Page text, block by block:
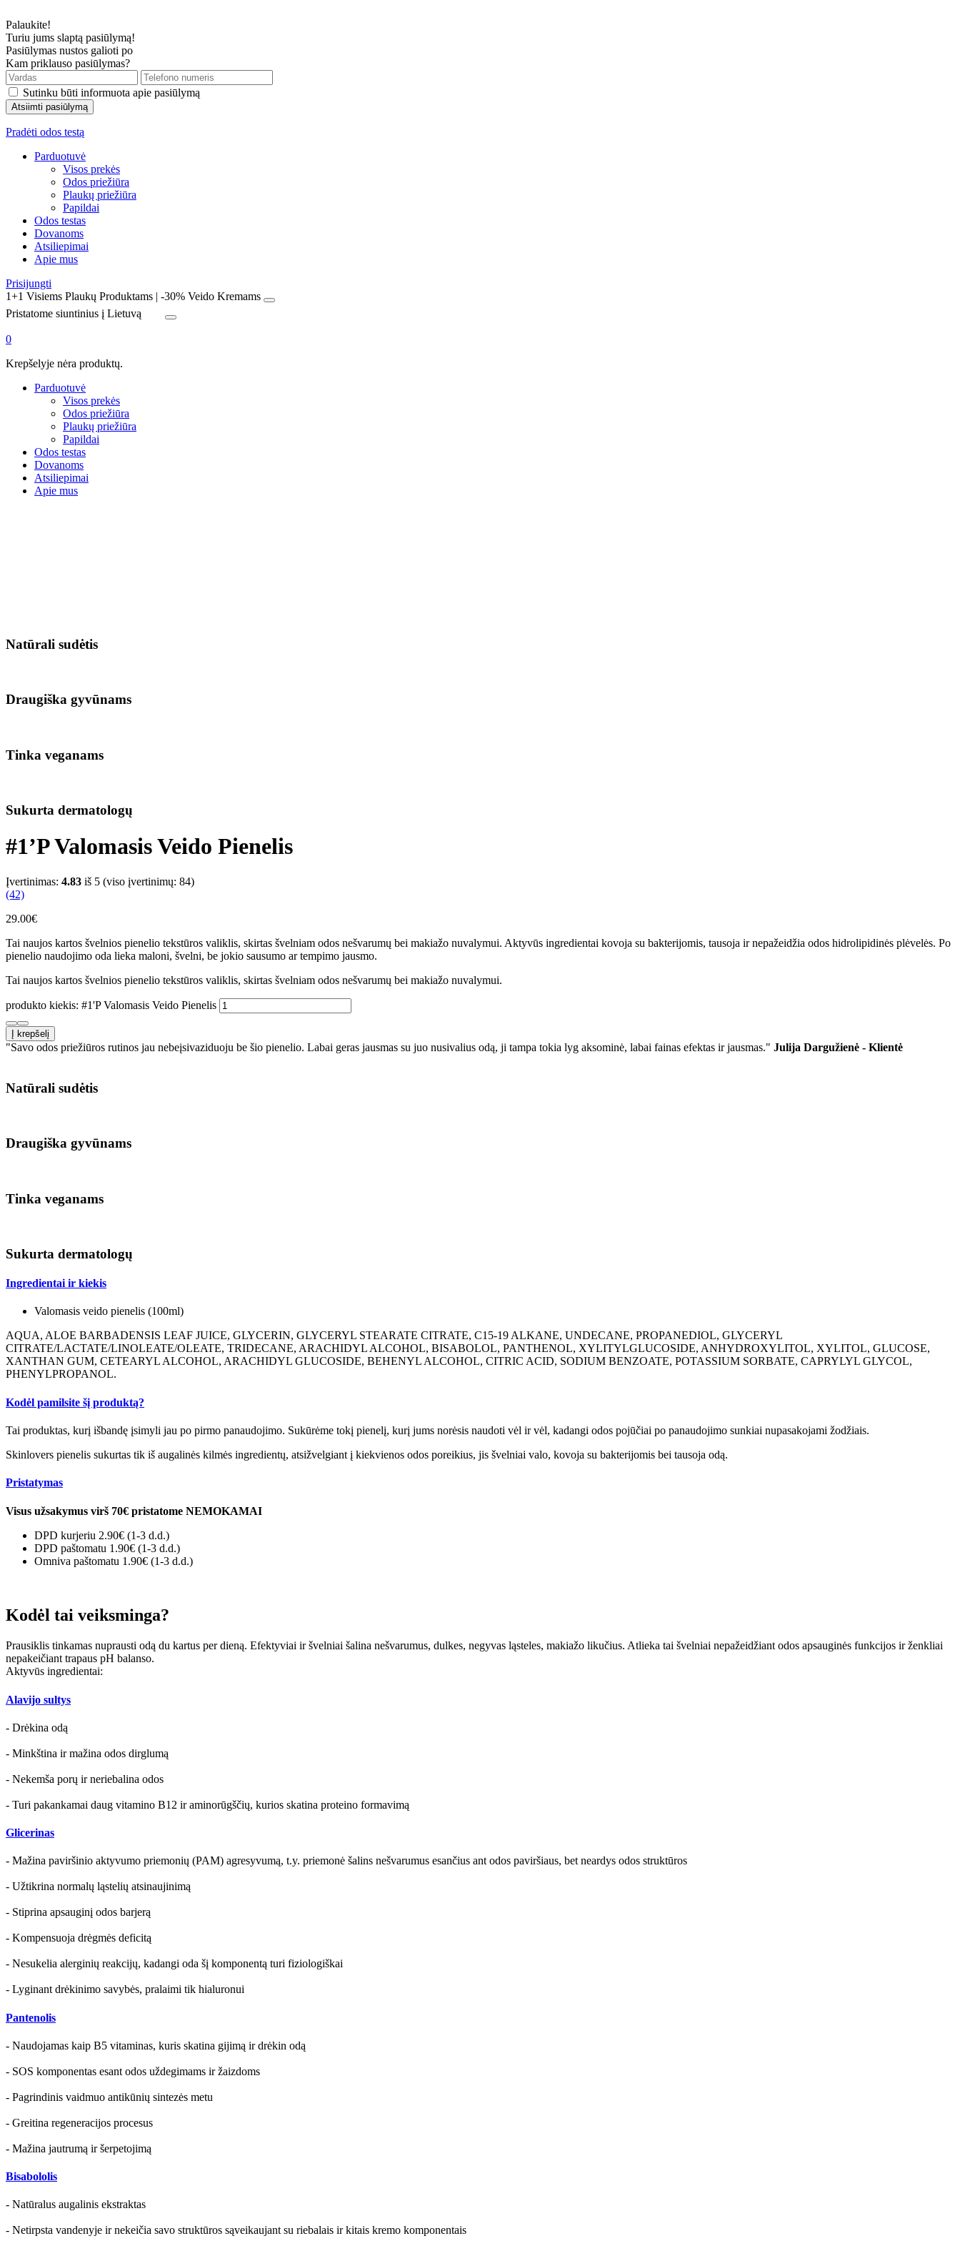
Palaukite!
Turiu jums slaptą pasiūlymą!
Pasiūlymas nustos galioti po
Kam priklauso pasiūlymas?
Sutinku būti informuota apie pasiūlymą
Pradėti odos testą
Parduotuvė
Visos prekės
Odos priežiūra
Plaukų priežiūra
Papildai
Odos testas
Dovanoms
Atsiliepimai
Apie mus
Prisijungti
1+1 Visiems Plaukų Produktams | -30% Veido Kremams
Pristatome siuntinius į Lietuvą
0
Krepšelyje nėra produktų.
Parduotuvė
Visos prekės
Odos priežiūra
Plaukų priežiūra
Papildai
Odos testas
Dovanoms
Atsiliepimai
Apie mus
Natūrali sudėtis
Draugiška gyvūnams
Tinka veganams
Sukurta dermatologų
#1’P Valomasis Veido Pienelis
Įvertinimas: 4.83 iš 5 (viso įvertinimų: 84)
(42)
29.00€
Tai naujos kartos švelnios pienelio tekstūros valiklis, skirtas švelniam odos nešvarumų bei makiažo nuvalymui. Aktyvūs ingredientai kovoja su bakterijomis, tausoja ir nepažeidžia odos hidrolipidinės plėvelės. Po
pienelio naudojimo oda lieka maloni, švelni, be jokio sausumo ar tempimo jausmo.
Tai naujos kartos švelnios pienelio tekstūros valiklis, skirtas švelniam odos nešvarumų bei makiažo nuvalymui.
produkto kiekis: #1'P Valomasis Veido Pienelis
Į krepšelį
"Savo odos priežiūros rutinos jau nebeįsivaziduoju be šio pienelio. Labai geras jausmas su juo nusivalius odą, ji tampa tokia lyg aksominė, labai fainas efektas ir jausmas." Julija Dargužienė - Klientė
Natūrali sudėtis
Draugiška gyvūnams
Tinka veganams
Sukurta dermatologų
Ingredientai ir kiekis
Valomasis veido pienelis (100ml)
AQUA, ALOE BARBADENSIS LEAF JUICE, GLYCERIN, GLYCERYL STEARATE CITRATE, C15-19 ALKANE, UNDECANE, PROPANEDIOL, GLYCERYL
CITRATE/LACTATE/LINOLEATE/OLEATE, TRIDECANE, ARACHIDYL ALCOHOL, BISABOLOL, PANTHENOL, XYLITYLGLUCOSIDE, ANHYDROXYLITOL, XYLITOL, GLUCOSE,
XANTHAN GUM, CETEARYL ALCOHOL, ARACHIDYL GLUCOSIDE, BEHENYL ALCOHOL, CITRIC ACID, SODIUM BENZOATE, POTASSIUM SORBATE, CAPRYLYL GLYCOL,
PHENYLPROPANOL.
Kodėl pamilsite šį produktą?
Tai produktas, kurį išbandę įsimyli jau po pirmo panaudojimo. Sukūrėme tokį pienelį, kurį jums norėsis naudoti vėl ir vėl, kadangi odos pojūčiai po panaudojimo sunkiai nupasakojami žodžiais.
Skinlovers pienelis sukurtas tik iš augalinės kilmės ingredientų, atsižvelgiant į kiekvienos odos poreikius, jis švelniai valo, kovoja su bakterijomis bei tausoja odą.
Pristatymas
Visus užsakymus virš 70€ pristatome NEMOKAMAI
DPD kurjeriu 2.90€ (1-3 d.d.)
DPD paštomatu 1.90€ (1-3 d.d.)
Omniva paštomatu 1.90€ (1-3 d.d.)
Kodėl tai veiksminga?
Prausiklis tinkamas nuprausti odą du kartus per dieną. Efektyviai ir švelniai šalina nešvarumus, dulkes, negyvas ląsteles, makiažo likučius. Atlieka tai švelniai nepažeidžiant odos apsauginės funkcijos ir ženkliai
nepakeičiant trapaus pH balanso.
Aktyvūs ingredientai:
Alavijo sultys
- Drėkina odą
- Minkština ir mažina odos dirglumą
- Nekemša porų ir neriebalina odos
- Turi pakankamai daug vitamino В12 ir aminorūgščių, kurios skatina proteino formavimą
Glicerinas
- Mažina paviršinio aktyvumo priemonių (PAM) agresyvumą, t.y. priemonė šalins nešvarumus esančius ant odos paviršiaus, bet neardys odos struktūros
- Užtikrina normalų ląstelių atsinaujinimą
- Stiprina apsauginį odos barjerą
- Kompensuoja drėgmės deficitą
- Nesukelia alerginių reakcijų, kadangi oda šį komponentą turi fiziologiškai
- Lyginant drėkinimo savybės, pralaimi tik hialuronui
Pantenolis
- Naudojamas kaip B5 vitaminas, kuris skatina gijimą ir drėkin odą
- SOS komponentas esant odos uždegimams ir žaizdoms
- Pagrindinis vaidmuo antikūnių sintezės metu
- Greitina regeneracijos procesus
- Mažina jautrumą ir šerpetojimą
Bisabololis
- Natūralus augalinis ekstraktas
- Netirpsta vandenyje ir nekeičia savo struktūros sąveikaujant su riebalais ir kitais kremo komponentais